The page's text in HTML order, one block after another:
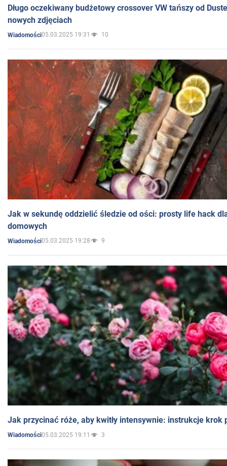
Długo oczekiwany budżetowy crossover VW tańszy od
nowych zdjęciach
Wiadomości05.03.2025 19:31 10
Jak w sekundę oddzielić śledzie od ości: prosty life hack
domowych
Wiadomości05.03.2025 19:28 9
Jak przycinać róże, aby kwitły intensywnie: instrukcje krok
Wiadomości05.03.2025 19:11 3